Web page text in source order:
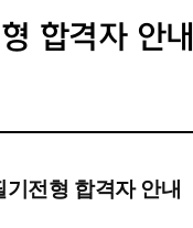
합격자 안내
전형 합격자 안내